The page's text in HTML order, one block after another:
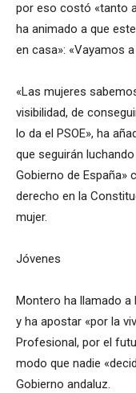
por eso costó «tanto
ha animado a que
en casa»: «Vayamos
«Las mujeres
visibilidad, de
lo da el PSOE», ha
que seguirán
Gobierno de España»
derecho en la
mujer.
Jóvenes
Montero ha llamado a
y ha apostar «por la
Profesional, por el
modo que nadie
Gobierno andaluz.